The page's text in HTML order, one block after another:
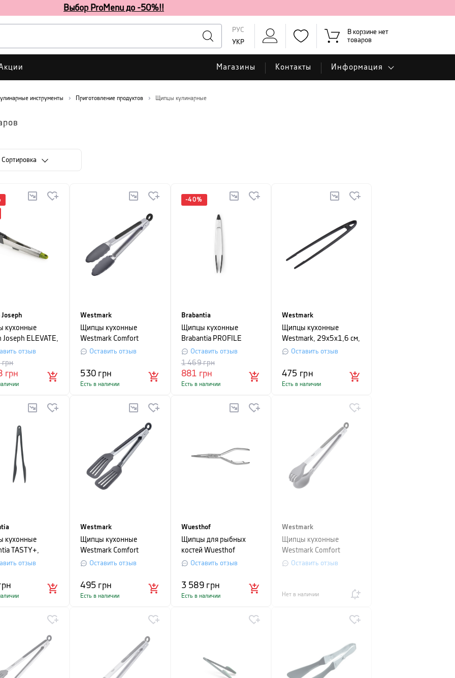
Выбор ProMenu до -50%!!
РУС
УКР
В корзине нет
товаров
Магазины Контакты Информация
инструменты Приготовление продуктов Щипцы кулинарные
Cортировка
Joseph
кухонные
Joseph ELEVATE,
30,5 см, серый с
отзыв
грн
грн
Westmark
Щипцы кухонные
Westmark Comfort
Silicone Midi, длина 27
Оставить отзыв
530 грн
Есть в наличии
-40%
Brabantia
Щипцы кухонные
Brabantia PROFILE
LINE, длина 29 см,
черный
Оставить отзыв
881 грн
1 469грн
Есть в наличии
Westmark
Щипцы кухонные
Westmark, 29х5х1,6 см,
черный
Оставить отзыв
475 грн
Есть в наличии
кухонные
TASTY+,
см, серый
отзыв
Westmark
Щипцы кухонные
Westmark Comfort
Silicone Mini, длина 26,5
Оставить отзыв
495 грн
Есть в наличии
Wuesthof
Щипцы для рыбных
костей Wuesthof
GOURMET ITEMS, длина
Оставить отзыв
3 589 грн
Есть в наличии
Westmark
Щипцы кухонные
Westmark Comfort
Silicone Maxi, длина
Оставить отзыв
Нет в наличии